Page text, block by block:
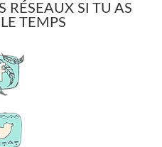
RÉSEAUX SI TU AS
TEMPS